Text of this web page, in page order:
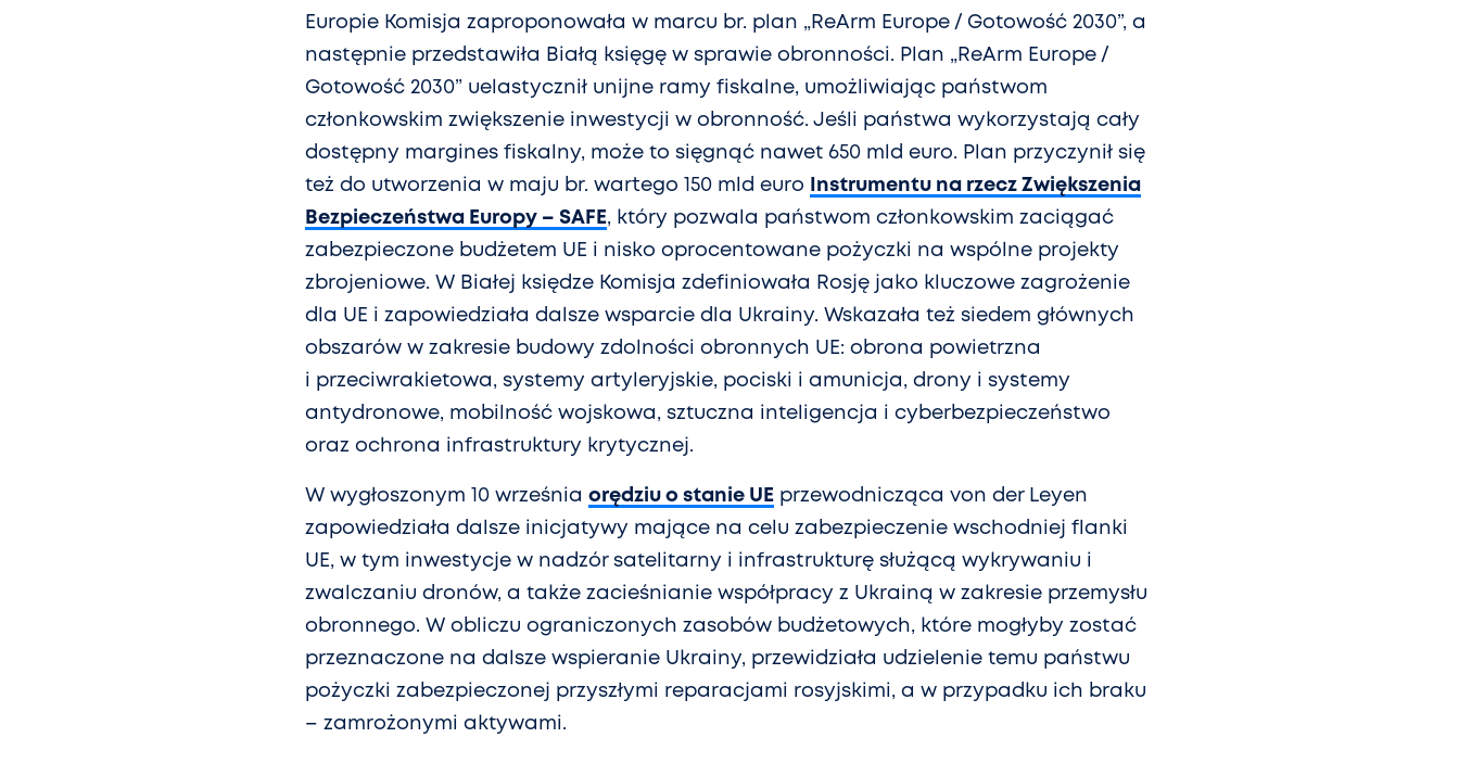
Europie Komisja zaproponowała w marcu br. plan „ReArm Europe / Gotowość 2030”, a
następnie przedstawiła Białą księgę w sprawie obronności. Plan „ReArm Europe /
Gotowość 2030” uelastycznił unijne ramy fiskalne, umożliwiając państwom
członkowskim zwiększenie inwestycji w obronność. Jeśli państwa wykorzystają cały
dostępny margines fiskalny, może to sięgnąć nawet 650 mld euro. Plan przyczynił się
też do utworzenia w maju br. wartego 150 mld euro
Instrumentu na rzecz Zwiększenia
Bezpieczeństwa Europy – SAFE, który pozwala państwom członkowskim zaciągać
zabezpieczone budżetem UE i nisko oprocentowane pożyczki na wspólne projekty
zbrojeniowe. W Białej księdze Komisja zdefiniowała Rosję jako kluczowe zagrożenie
dla UE i zapowiedziała dalsze wsparcie dla Ukrainy. Wskazała też siedem głównych
obszarów w zakresie budowy zdolności obronnych UE: obrona powietrzna
i przeciwrakietowa, systemy artyleryjskie, pociski i amunicja, drony i systemy
antydronowe, mobilność wojskowa, sztuczna inteligencja i cyberbezpieczeństwo
oraz ochrona infrastruktury krytycznej.
W wygłoszonym 10 września orędziu o stanie UEprzewodnicząca von der Leyen
zapowiedziała dalsze inicjatywy mające na celu zabezpieczenie wschodniej flanki
UE, w tym inwestycje w nadzór satelitarny i infrastrukturę służącą wykrywaniu i
zwalczaniu dronów, a także zacieśnianie współpracy z Ukrainą w zakresie przemysłu
obronnego. W obliczu ograniczonych zasobów budżetowych, które mogłyby zostać
przeznaczone na dalsze wspieranie Ukrainy, przewidziała udzielenie temu państwu
pożyczki zabezpieczonej przyszłymi reparacjami rosyjskimi, a w przypadku ich braku
– zamrożonymi aktywami.